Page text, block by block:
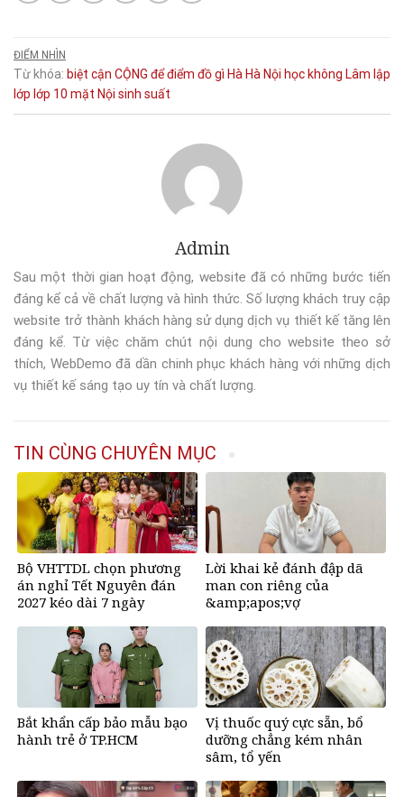
ĐIỂM NHÌN
Từ khóa: biệt cận CỘNG đểđiểm đồgì Hà Hà Nội học không Lâm lập
lớp lớp 10 mặt Nội sinh suất
Admin
Sau một thời gian hoạt động, website đã có những bước tiến
đáng kể cả về chất lượng và hình thức. Số lượng khách truy cập
website trở thành khách hàng sử dụng dịch vụ thiết kế tăng lên
đáng kể. Từ việc chăm chút nội dung cho website theo sở
thích, WebDemo đã dần chinh phục khách hàng với những dịch
vụ thiết kế sáng tạo uy tín và chất lượng.
TIN CÙNG CHUYÊN MỤC
Bộ VHTTDL chọn phương
án nghỉ Tết Nguyên đán
2027 kéo dài 7 ngày
Lời khai kẻ đánh đập dã
man con riêng của
&amp;apos;vợ
1 giờ sáng
Bắt khẩn cấp bảo mẫu bạo
hành trẻ ở TP.HCM
Vị thuốc quý cực sẵn, bổ
dưỡng chẳng kém nhân
sâm, tổ yến